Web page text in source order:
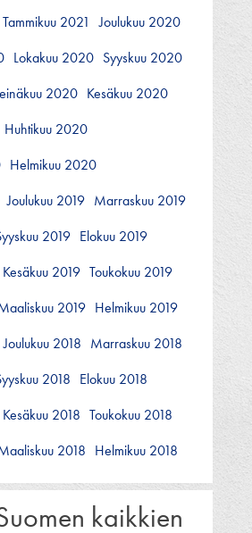
Tammikuu 2021
Joulukuu 2020
Lokakuu 2020 Syyskuu 2020
2020 Kesäkuu 2020
Huhtikuu 2020
Helmikuu 2020
Joulukuu 2019 Marraskuu 2019
2019 Elokuu 2019
Kesäkuu 2019 Toukokuu 2019
2019 Helmikuu 2019
Joulukuu 2018 Marraskuu 2018
2018 Elokuu 2018
Kesäkuu 2018 Toukokuu 2018
2018 Helmikuu 2018
kaikkien